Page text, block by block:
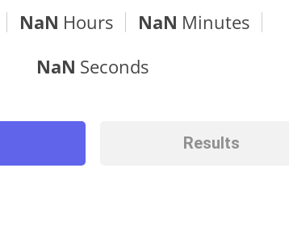
NaN Hours NaN Minutes
NaN Seconds
Results